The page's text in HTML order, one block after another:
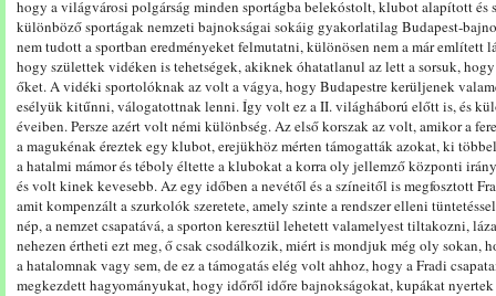
hogy a világvárosi polgárság minden sportágba belekóstolt, klubot alapított és
különböző sportágak nemzeti bajnokságai sokáig gyakorlatilag Budapest-
nem tudott a sportban eredményeket felmutatni, különösen nem a már említett
hogy születtek vidéken is tehetségek, akiknek óhatatlanul az lett a sorsuk,
őket. A vidéki sportolóknak az volt a vágya, hogy Budapestre kerüljenek
esélyük kitűnni, válogatottnak lenni. Így volt ez a II. világháború előtt is, és
éveiben. Persze azért volt némi különbség. Az első korszak az volt, amikor a
a magukénak éreztek egy klubot, erejükhöz mérten támogatták azokat, ki
a hatalmi mámor és téboly éltette a klubokat a korra oly jellemző központi
és volt kinek kevesebb. Az egy időben a nevétől és a színeitől is megfosztott
amit kompenzált a szurkolók szeretete, amely szinte a rendszer elleni
nép, a nemzet csapatává, a sporton keresztül lehetett valamelyest tiltakozni,
nehezen értheti ezt meg, ő csak csodálkozik, miért is mondjuk még oly sokan,
a hatalomnak vagy sem, de ez a támogatás elég volt ahhoz, hogy a Fradi
megkezdett hagyományukat, hogy időről időre bajnokságokat, kupákat